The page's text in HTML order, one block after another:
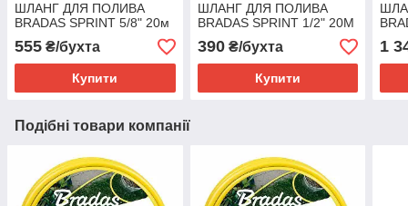
ШЛАНГ ДЛЯ ПОЛИВА
BRADAS SPRINT 5/8" 20м
555 ₴/бухта
Купити
ШЛАНГ ДЛЯ ПОЛИВА
BRADAS SPRINT 1/2" 20М
390₴/бухта
Купити
1
Подібні товари компанії